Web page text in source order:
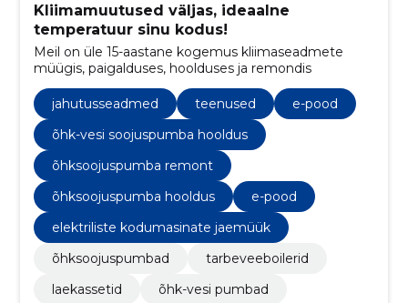
Kliimamuutused väljas, ideaalne
temperatuur sinu kodus!
Meil on üle 15-aastane kogemus kliimaseadmete
müügis, paigalduses, hoolduses ja remondis
jahutusseadmed teenused
e-pood
õhk-vesi soojuspumba hooldus
õhksoojuspumba remont
õhksoojuspumba hooldus
e-pood
elektriliste kodumasinate jaemüük
õhksoojuspumbad
tarbeveeboilerid
laekassetid
õhk-vesi pumbad